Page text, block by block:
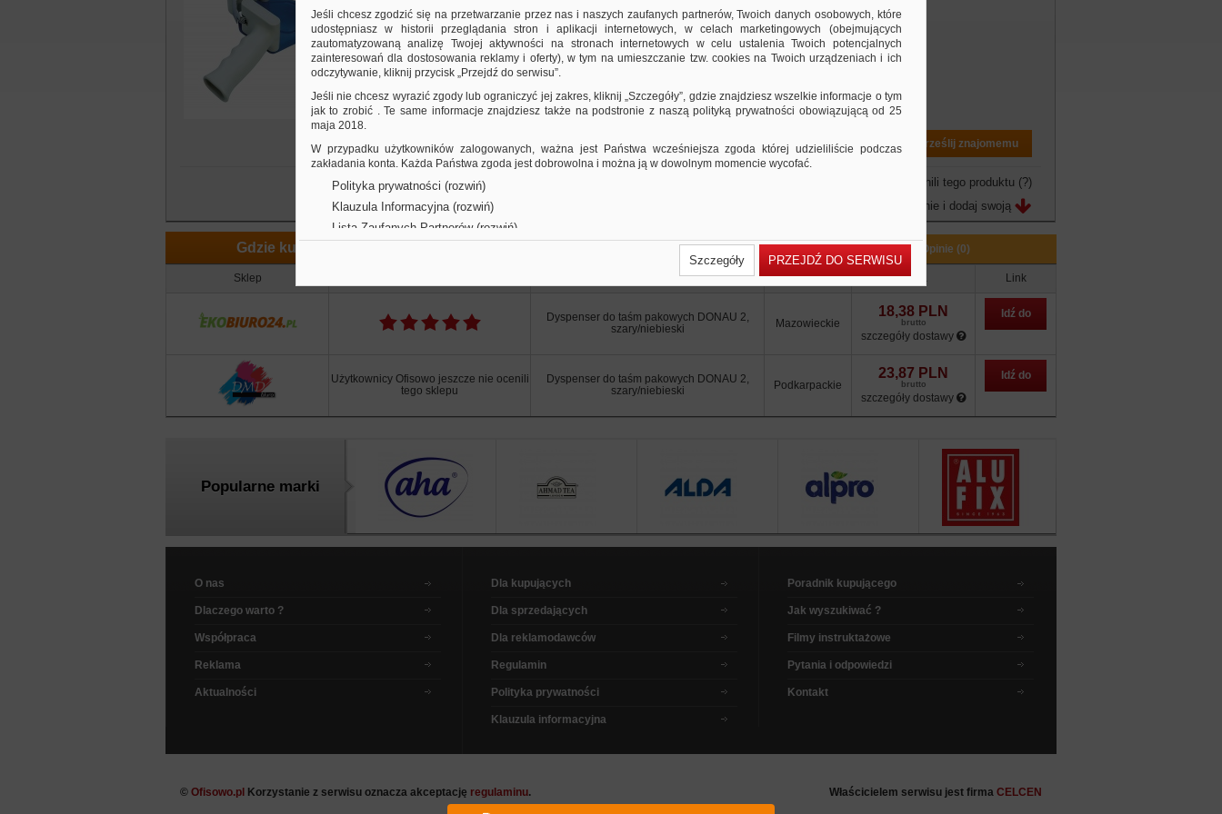
rozmiar: 2
kolor szaro-niebieski
Drukuj PDF Prześlij znajomemu
Użytkownicy Ofisowo jeszcze nie ocenili tego produktu (?)
Zobacz opinie i dodaj swoją
Gdzie kupić Informacje o produkcie Opinie (0)
Sklep Nazwa produktu w sklepie Lokalizacja Cena Link
Dyspenser do taśm pakowych DONAU 2,
szary/niebieski
Mazowieckie
18,38 PLN
brutto
szczegóły dostawy
Idź do
Użytkownicy Ofisowo jeszcze nie ocenili
tego sklepu
Dyspenser do taśm pakowych DONAU 2,
szary/niebieski
Podkarpackie
23,87 PLN
brutto
szczegóły dostawy
Idź do
Popularne marki
O nas
Dlaczego warto ?
Współpraca
Reklama
Aktualności
Dla kupujących
Dla sprzedających
Dla reklamodawców
Regulamin
Polityka prywatności
Klauzula informacyjna
Poradnik kupującego
Jak wyszukiwać ?
Filmy instruktażowe
Pytania i odpowiedzi
Kontakt
© Ofisowo.pl Korzystanie z serwisu oznacza akceptację regulaminu. Właścicielem serwisu jest firma CELCEN
Jeśli chcesz zgodzić się na przetwarzanie przez nas i naszych zaufanych partnerów, Twoich danych osobowych, które
udostępniasz w historii przeglądania stron i aplikacji internetowych, w celach marketingowych (obejmujących
zautomatyzowaną analizę Twojej aktywności na stronach internetowych w celu ustalenia Twoich potencjalnych
zainteresowań dla dostosowania reklamy i oferty), w tym na umieszczanie tzw. cookies na Twoich urządzeniach i ich
odczytywanie, kliknij przycisk „Przejdź do serwisu”.
Jeśli nie chcesz wyrazić zgody lub ograniczyć jej zakres, kliknij „Szczegóły”, gdzie znajdziesz wszelkie informacje o tym
jak to zrobić . Te same informacje znajdziesz także na podstronie z naszą polityką prywatności obowiązującą od 25
maja 2018.
W przypadku użytkowników zalogowanych, ważna jest Państwa wcześniejsza zgoda której udzieliliście podczas
zakładania konta. Każda Państwa zgoda jest dobrowolna i można ją w dowolnym momencie wycofać.
Polityka prywatności (rozwiń)
Klauzula Informacyjna (rozwiń)
Lista Zaufanych Partnerów (rozwiń)
Szczegóły PRZEJDŹ DO SERWISU